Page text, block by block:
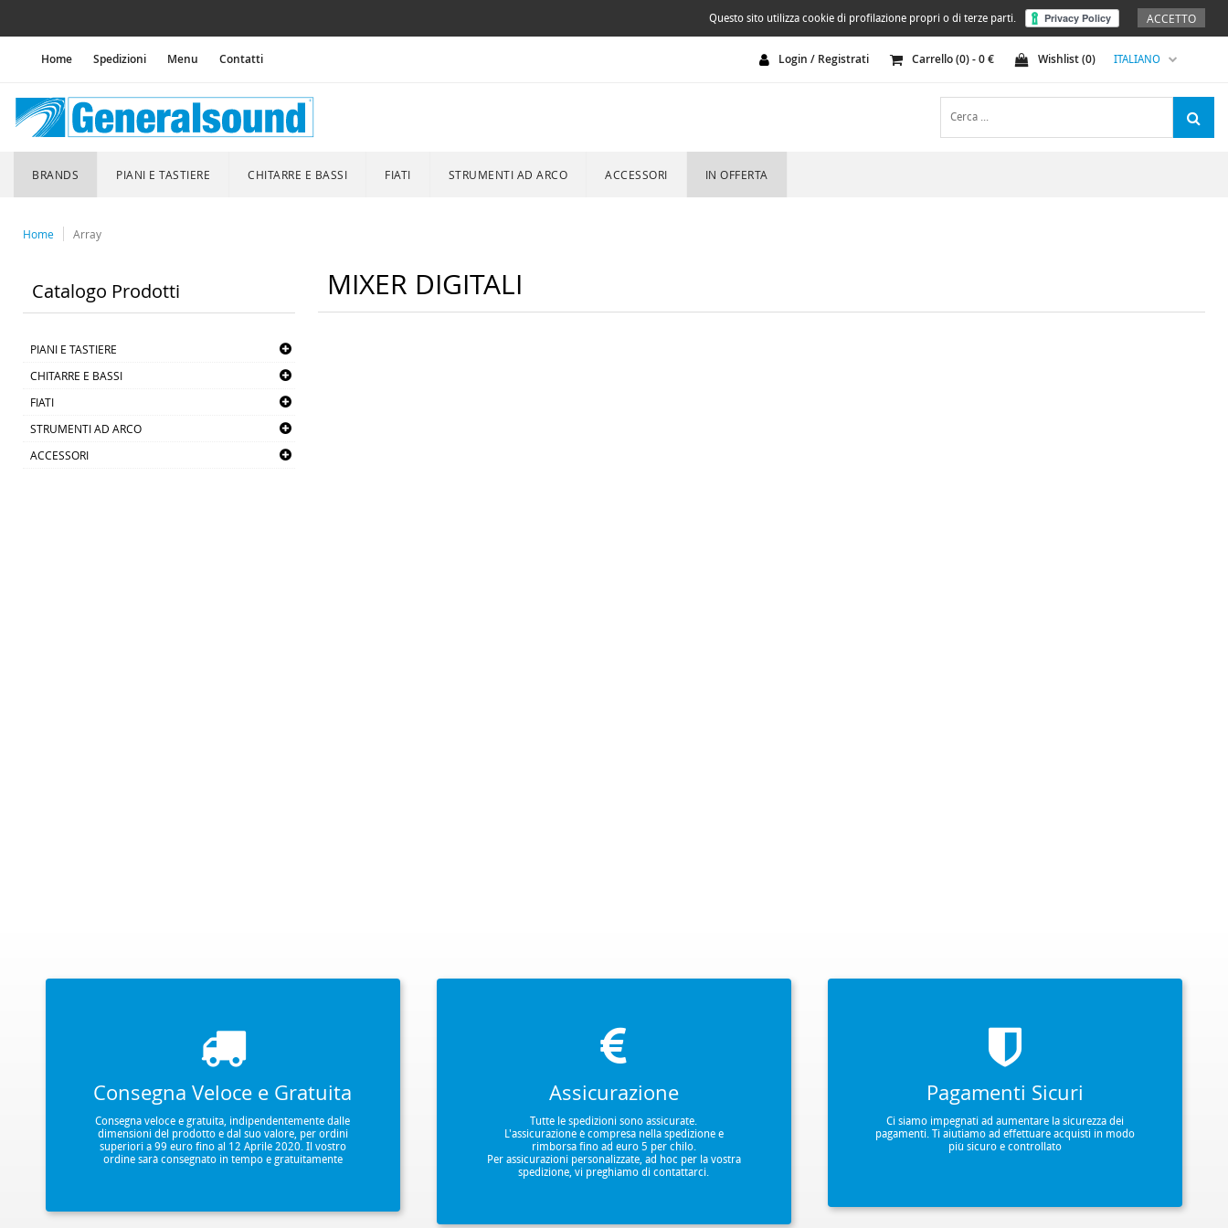
ACCETTO
Questo sito utilizza cookie di profilazione propri o di terze parti.
Home Spedizioni Menu Contatti ITALIANO
Login / Registrati Carrello (0) -0€ Wishlist (0)
BRANDS PIANI E TASTIERE CHITARRE E BASSI FIATI STRUMENTI AD ARCO ACCESSORI IN OFFERTA
Home Array
MIXER DIGITALI
Catalogo Prodotti
PIANI E TASTIERE
CHITARRE E BASSI
FIATI
STRUMENTI AD ARCO
ACCESSORI
Consegna Veloce e Gratuita
Consegna veloce e gratuita, indipendentemente dalle
dimensioni del prodotto e dal suo valore, per ordini
superiori a 99 euro fino al 12 Aprile 2020. Il vostro
ordine sarà consegnato in tempo e gratuitamente
Assicurazione
Tutte le spedizioni sono assicurate.
L'assicurazione è compresa nella spedizione e
rimborsa fino ad euro 5 per chilo.
Per assicurazioni personalizzate, ad hoc per la vostra
spedizione, vi preghiamo di contattarci.
Pagamenti Sicuri
Ci siamo impegnati ad aumentare la sicurezza dei
pagamenti. Ti aiutiamo ad effettuare acquisti in modo
più sicuro e controllato